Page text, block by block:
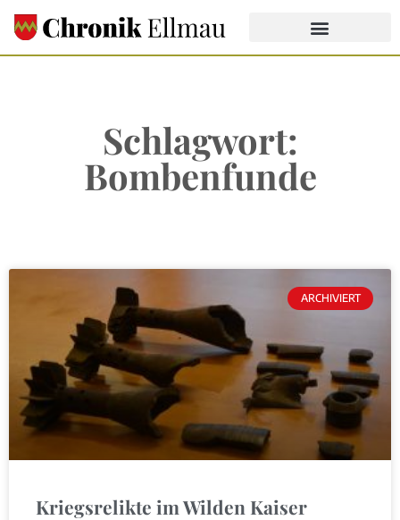
Schlagwort:
Bombenfunde
ARCHIVIERT
Kriegsrelikte im Wilden Kaiser